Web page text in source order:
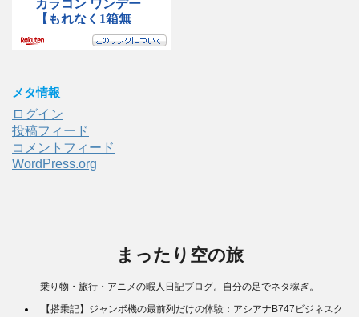
メタ情報
ログイン
投稿フィード
コメントフィード
WordPress.org
まったり空の旅
乗り物・旅行・アニメの暇人日記ブログ。自分の足でネタ稼ぎ。
【搭乗記】ジャンボ機の最前列だけの体験：アシアナB747ビジネスク